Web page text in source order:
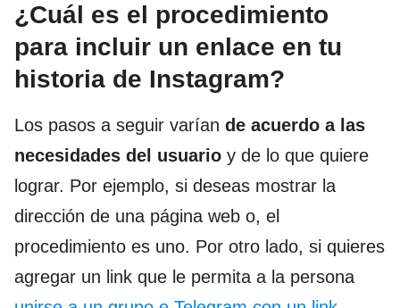
¿Cuál es el procedimiento
para incluir un enlace en tu
historia de Instagram?
Los pasos a seguir varían de acuerdo a las
necesidades del usuario y de lo que quiere
lograr. Por ejemplo, si deseas mostrar la
dirección de una página web o, el
procedimiento es uno. Por otro lado, si quieres
agregar un link que le permita a la persona